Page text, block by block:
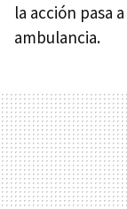
la acción pasa
ambulancia.